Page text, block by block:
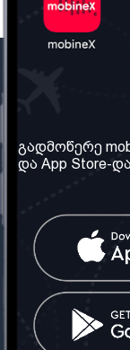
ჩვენ შესახებ
ჩვენი
კონტაქტი
საქართველო:
ტელ: 032 2 04
გადმოწერე
და App Store-